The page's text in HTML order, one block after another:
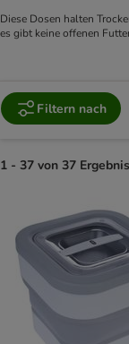
Diese Dosen halten
es gibt keine offenen
Filtern nach
1 - 37 von 37